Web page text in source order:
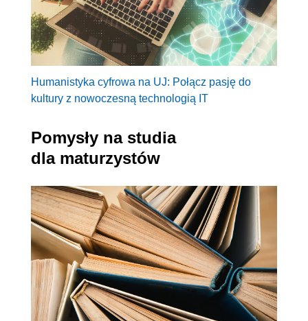
Humanistyka cyfrowa na UJ: Połącz pasję do
kultury z nowoczesną technologią IT
Pomysły na studia
dla maturzystów